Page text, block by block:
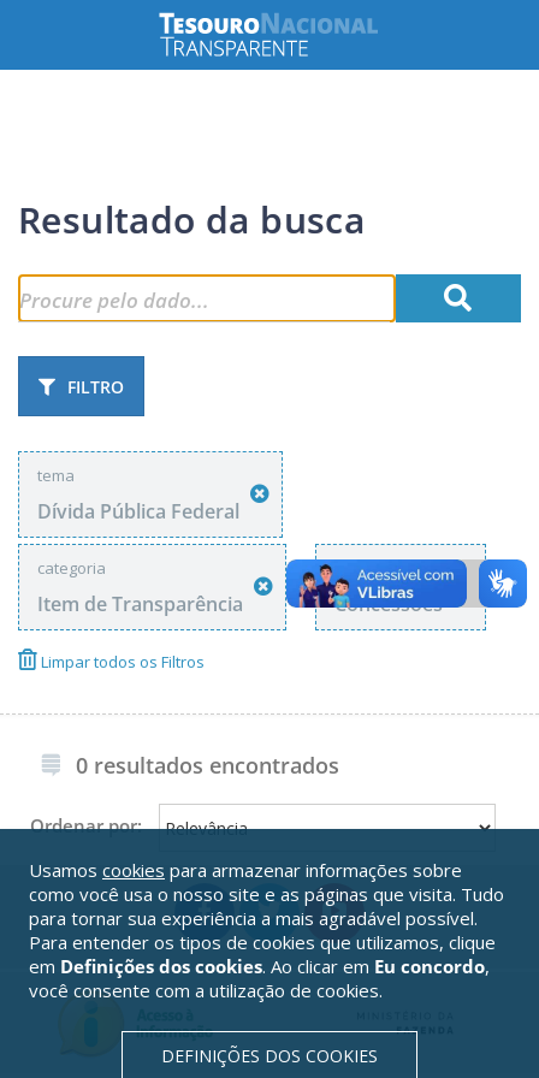
Resultado da busca
FILTRO
tema
Dívida Pública Federal
categoria
Item de Transparência
tags
Concessões
Limpar todos os Filtros
0 resultados encontrados
Ordenar por:
Usamos cookies para armazenar informações sobre
como você usa o nosso site e as páginas que visita. Tudo
para tornar sua experiência a mais agradável possível.
Para entender os tipos de cookies que utilizamos, clique
em Definições dos cookies. Ao clicar em Eu concordo,
você consente com a utilização de cookies.
DEFINIÇÕES DOS COOKIES